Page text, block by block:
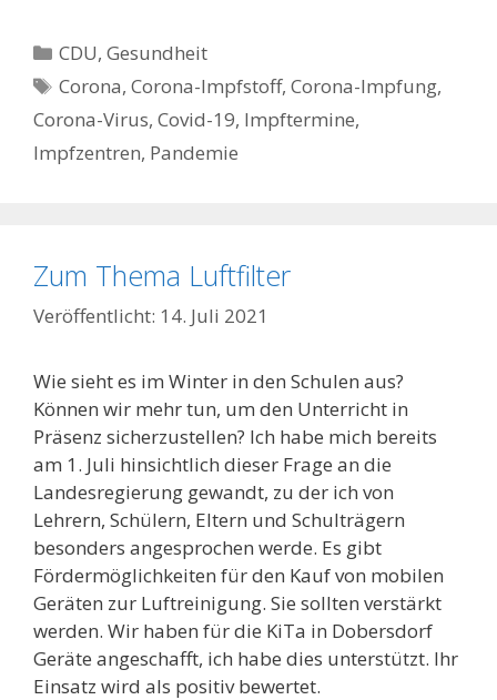
Kategorien
CDU,Gesundheit
Schlagwörter
Corona,Corona-Impfstoff,Corona-Impfung,
Corona-Virus, Covid-19, Impftermine,
Impfzentren, Pandemie
Zum Thema Luftfilter
14. Juli 2021
Wie sieht es im Winter in den Schulen aus?
Können wir mehr tun, um den Unterricht in
Präsenz sicherzustellen? Ich habe mich bereits
am 1. Juli hinsichtlich dieser Frage an die
Landesregierung gewandt, zu der ich von
Lehrern, Schülern, Eltern und Schulträgern
besonders angesprochen werde. Es gibt
Fördermöglichkeiten für den Kauf von mobilen
Geräten zur Luftreinigung. Sie sollten verstärkt
werden. Wir haben für die KiTa in Dobersdorf
Geräte angeschafft, ich habe dies unterstützt. Ihr
Einsatz wird als positiv bewertet.